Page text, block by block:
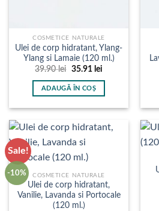
COSMETICE NATURALE
Ulei de corp hidratant, Ylang-
Ylang si Lamaie (120 ml.)
39.90lei
Prețul
a
fost:
35.91 leiPrețul
ADAUGĂ ÎN COȘ
Sale!
-10% COSMETICE NATURALE
Ulei de corp hidratant,
Vanilie, Lavanda si Portocale
(120 ml.)